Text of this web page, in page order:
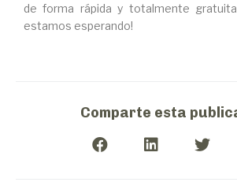
de forma rápida y totalmente gratuita
estamos esperando!
Comparte esta